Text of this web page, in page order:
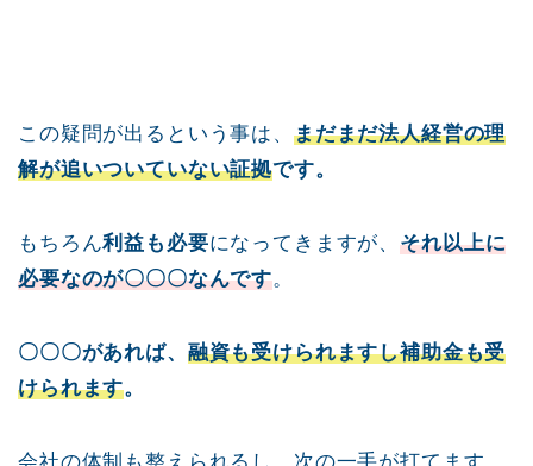
この疑問が出るという事は、 まだまだ法人経営の理
解が追いついていない証拠です。
もちろん利益も必要になってきますが、それ以上に
必要なのが〇〇〇なんです。
〇〇〇があれば、 融資も受けられますし補助金も受
けられます。